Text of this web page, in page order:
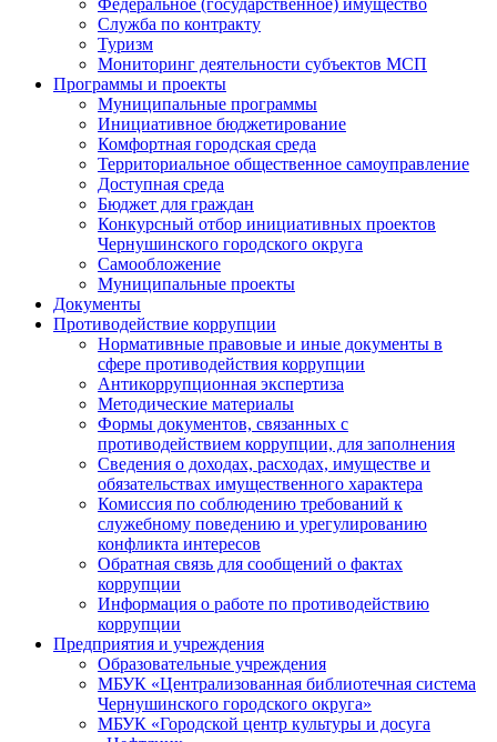
Федеральное (государственное) имущество
Служба по контракту
Туризм
Мониторинг деятельности субъектов МСП
Программы и проекты
Муниципальные программы
Инициативное бюджетирование
Комфортная городская среда
Территориальное общественное самоуправление
Доступная среда
Бюджет для граждан
Конкурсный отбор инициативных проектов
Чернушинского городского округа
Самообложение
Муниципальные проекты
Документы
Противодействие коррупции
Нормативные правовые и иные документы в
сфере противодействия коррупции
Антикоррупционная экспертиза
Методические материалы
Формы документов, связанных с
противодействием коррупции, для заполнения
Сведения о доходах, расходах, имуществе и
обязательствах имущественного характера
Комиссия по соблюдению требований к
служебному поведению и урегулированию
конфликта интересов
Обратная связь для сообщений о фактах
коррупции
Информация о работе по противодействию
коррупции
Предприятия и учреждения
Образовательные учреждения
МБУК «Централизованная библиотечная система
Чернушинского городского округа»
МБУК «Городской центр культуры и досуга